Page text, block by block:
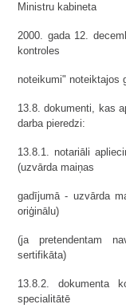
Ministru kabineta
2000. gada 12.
kontroles
noteikumi" noteiktajos
13.8. dokumenti, kas
darba pieredzi:
13.8.1. notariāli
(uzvārda maiņas
gadījumā - uzvārda
oriģinālu)
(ja pretendentam
sertifikāta)
13.8.2. dokumenta
specialitātē